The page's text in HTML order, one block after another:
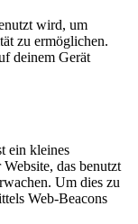
wird, um
zu ermöglichen.
deinem Gerät
ein kleines
das benutzt
Um dies zu
Web-Beacons